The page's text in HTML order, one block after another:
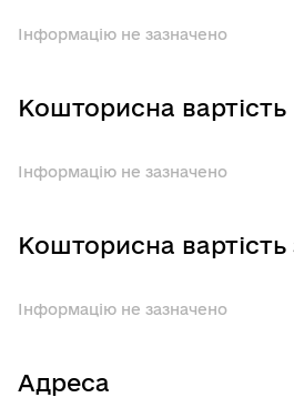
Інформацію не зазначено
Кошторисна вартість
Інформацію не зазначено
Кошторисна
Інформацію не зазначено
Адреса